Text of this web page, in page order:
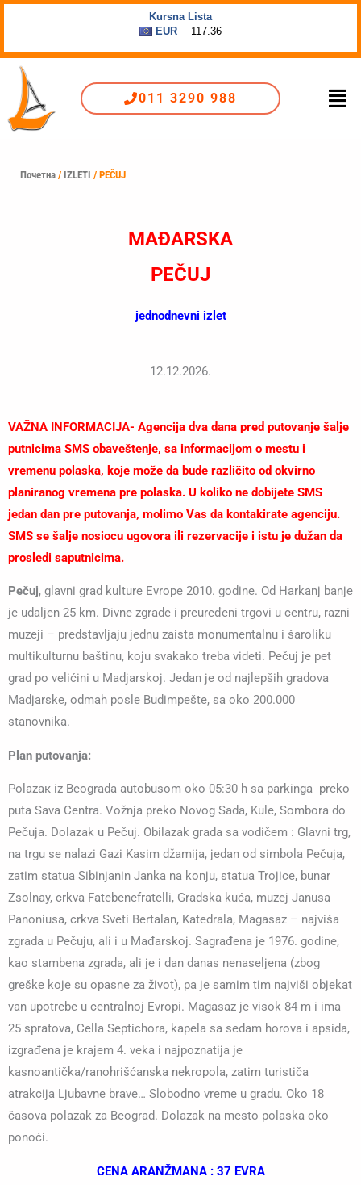
садржај
011 3290 988
Почетна / IZLETI / PEČUJ
MAĐARSKA
PEČUJ
jednodnevni izlet
12.12.2026.
VAŽNA INFORMACIJA- Agencija dva dana pred putovanje šalje
putnicima SMS obaveštenje, sa informacijom o mestu i
vremenu polaska, koje može da bude različito od okvirno
planiranog vremena pre polaska. U koliko ne dobijete SMS
jedan dan pre putovanja, molimo Vas da kontakirate agenciju.
SMS se šalje nosiocu ugovora ili rezervacije i istu je dužan da
prosledi saputnicima.
Pečuj, glavni grad kulture Evrope 2010. godine. Od Harkanj banje
je udaljen 25 km. Divne zgrade i preuređeni trgovi u centru, razni
muzeji – predstavljaju jednu zaista monumentalnu i šaroliku
multikulturnu baštinu, koju svakako treba videti. Pečuj je pet
grad po velićini u Madjarskoj. Jedan je od najlepših gradova
Madjarske, odmah posle Budimpešte, sa oko 200.000
stanovnika.
Plan putovanja:
Polazак iz Beograda autobusom oko 05:30 h sa parkinga preko
puta Sava Centra. Vožnja preko Novog Sada, Kule, Sombora do
Pečuja. Dolazak u Pečuj. Obilazak grada sa vodičem : Glavni trg,
na trgu se nalazi Gazi Kasim džamija, jedan od simbola Pečuja,
zatim statua Sibinjanin Janka na konju, statua Trojice, bunar
Zsolnay, crkva Fatebenefratelli, Gradska kuća, muzej Janusa
Panoniusa, crkva Sveti Bertalan, Katedrala, Magasaz – najviša
zgrada u Pečuju, ali i u Mađarskoj. Sagrađena je 1976. godine,
kao stambena zgrada, ali je i dan danas nenaseljena (zbog
greške koje su opasne za život), pa je samim tim najviši objekat
van upotrebe u centralnoj Evropi. Magasaz je visok 84 m i ima
25 spratova, Cella Septichora, kapela sa sedam horova i apsida,
izgrađena je krajem 4. veka i najpoznatija je
kasnoantička/ranohrišćanska nekropola, zatim turističa
atrakcija Ljubavne brave… Slobodno vreme u gradu. Oko 18
časova polazak za Beograd. Dolazak na mesto polaska oko
ponoći.
CENA ARANŽMANA : 37 EVRA